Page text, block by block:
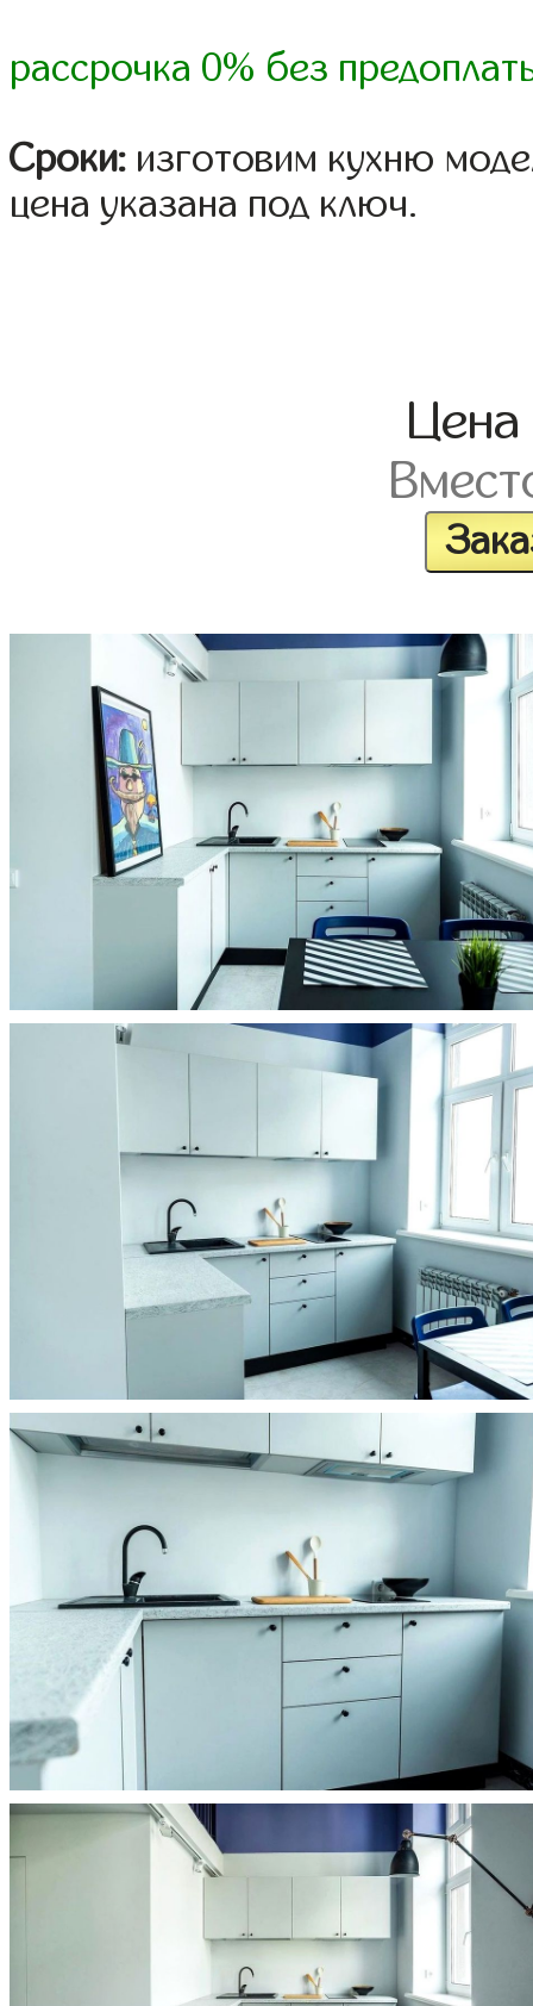
рассрочка 0% без
Сроки: изготовим кухню
цена указана под ключ.